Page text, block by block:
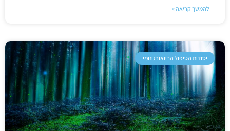
להמשך קריאה »
יסודות הטיפול הביואורגונומי